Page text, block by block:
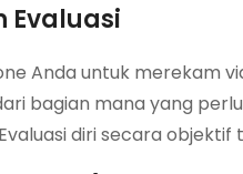
Evaluasi
Anda untuk merekam
bagian mana yang
diri secara